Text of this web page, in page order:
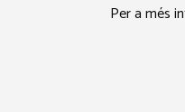
Per a més